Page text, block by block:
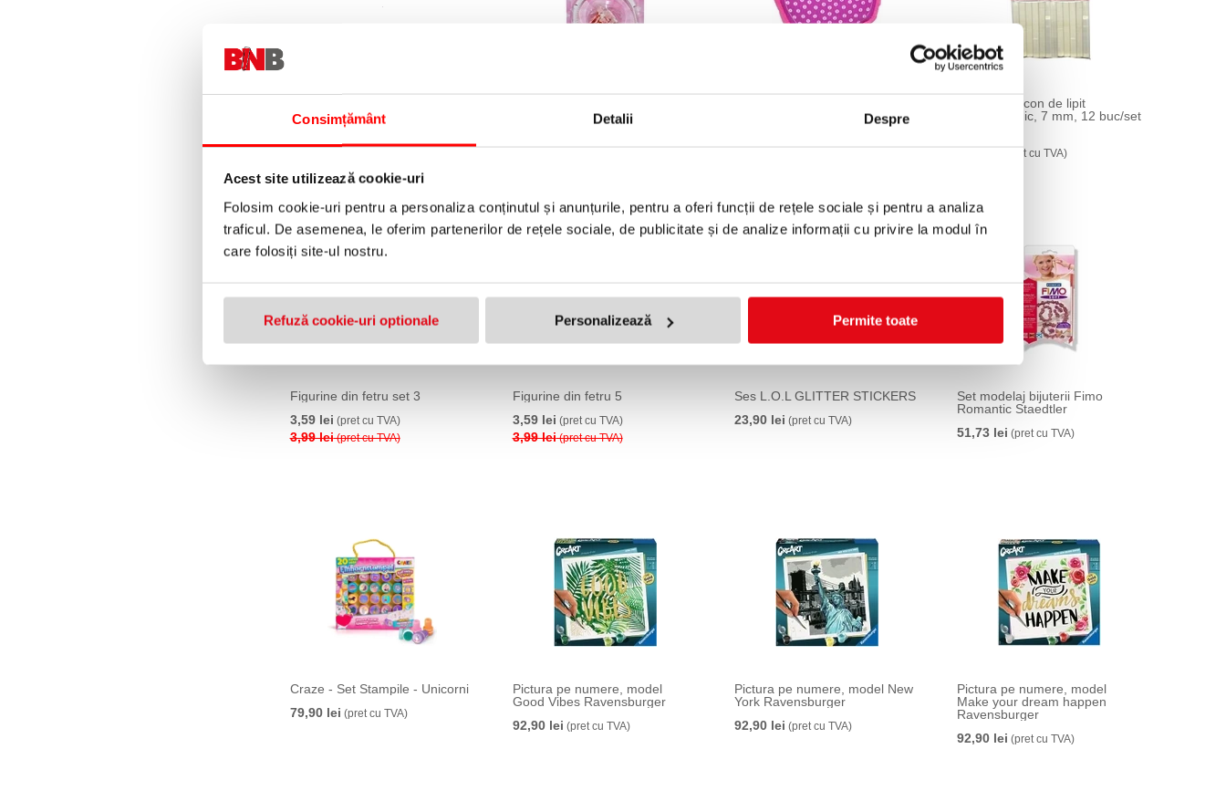
Consimțământ Detalii Despre
Acest site utilizează cookie-uri
Folosim cookie-uri pentru a personaliza conținutul și anunțurile, pentru a oferi funcții de rețele sociale și pentru a analiza
traficul. De asemenea, le oferim partenerilor de rețele sociale, de publicitate și de analize informații cu privire la modul în
care folosiți site-ul nostru.
Refuză cookie-uri optionale Personalizează Permite toate
14,99 lei(pret cu TVA)
accesorii demontabile
Rezerva silicon de lipit
Lipiciosul mic, 7 mm, 12 buc/set
9,99 lei (pret cu TVA)
10 %
Figurine din fetru set 3
3,59 lei (pret cu TVA)
3,99 lei(pret cu TVA)
10 %
Figurine din fetru 5
3,59 lei (pret cu TVA)
3,99 lei(pret cu TVA)
Ses L.O.L GLITTER STICKERS
23,90 lei (pret cu TVA)
Set modelaj bijuterii Fimo
Romantic Staedtler
51,73 lei (pret cu TVA)
Craze - Set Stampile - Unicorni
79,90 lei (pret cu TVA)
Pictura pe numere, model
Good Vibes Ravensburger
92,90 lei (pret cu TVA)
Pictura pe numere, model New
York Ravensburger
92,90 lei (pret cu TVA)
Pictura pe numere, model
Make your dream happen
Ravensburger
92,90 lei (pret cu TVA)